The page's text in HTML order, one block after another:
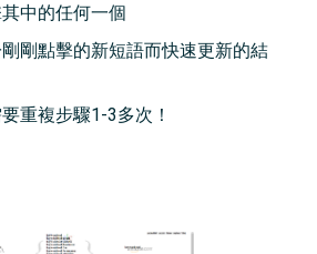
中的任何一個
剛點擊的新短語而快速更新的結
重複步驟1-3多次！